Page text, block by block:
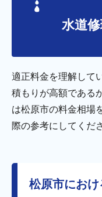
水道
適正料金を理解して
積もりが高額である
は松原市の料金相場
際の参考にしてくだ
松原市にお